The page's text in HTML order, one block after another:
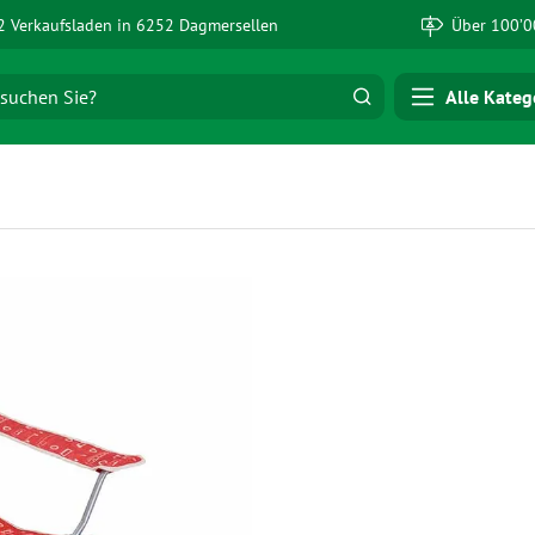
Verkaufsladen in 6252 Dagmersellen Über
Alle